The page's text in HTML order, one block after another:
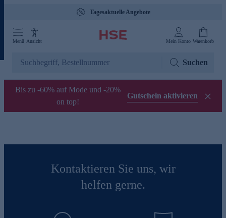
Tagesaktuelle Angebote
Menü Ansicht Mein Konto Warenkorb
Suchen
Bis zu -60% auf Mode und -20%
on top!
Gutschein aktivieren
Kontaktieren Sie uns, wir
helfen gerne.